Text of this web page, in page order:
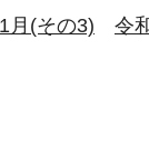
月(その3) 令